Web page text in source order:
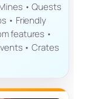
• Quests
• Friendly
features •
• Crates